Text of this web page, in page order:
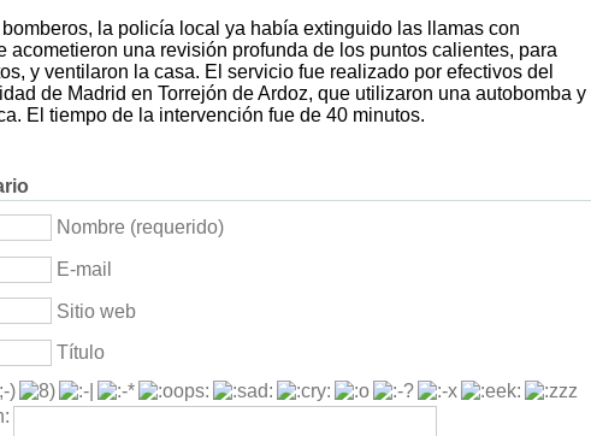
la policía local ya había extinguido las llamas con
acometieron una revisión profunda de los puntos calientes, para
y ventilaron la casa. El servicio fue realizado por efectivos del
de Madrid en Torrejón de Ardoz, que utilizaron una autobomba y
El tiempo de la intervención fue de 40 minutos.
Nombre (requerido)
E-mail
Sitio web
Título